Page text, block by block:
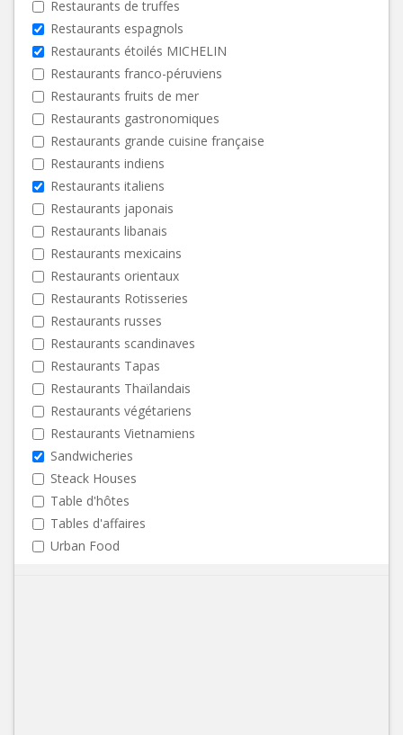
Restaurants de truffes
Restaurants espagnols
Restaurants étoilés MICHELIN
Restaurants franco-péruviens
Restaurants fruits de mer
Restaurants gastronomiques
Restaurants grande cuisine française
Restaurants indiens
Restaurants italiens
Restaurants japonais
Restaurants libanais
Restaurants mexicains
Restaurants orientaux
Restaurants Rotisseries
Restaurants russes
Restaurants scandinaves
Restaurants Tapas
Restaurants Thaïlandais
Restaurants végétariens
Restaurants Vietnamiens
Sandwicheries
Steack Houses
Table d'hôtes
Tables d'affaires
Urban Food